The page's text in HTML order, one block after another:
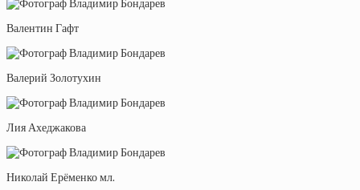
Валентин Гафт
Валерий Золотухин
Лия Ахеджакова
Николай Ерёменко мл.